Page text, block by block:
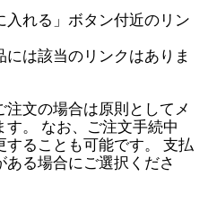
れる」ボタン付近のリン
は該当のリンクはありま
注文の場合は原則としてメ
。 なお、ご注文手続中
ることも可能です。 支払
る場合にご選択くださ